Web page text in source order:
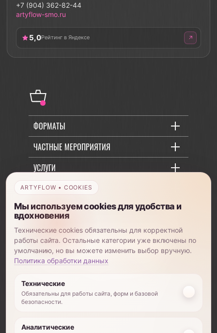
+7 (904) 362-82-44
artyflow-smo.ru
5,0Рейтинг в Яндексе
ФОРМАТЫ
ЧАСТНЫЕ МЕРОПРИЯТИЯ
УСЛУГИ
ОБУЧЕНИЕ
О КОМПАНИИ
+7 (903) 885-82-01
©2026 Использование любых материалов с
прав
ARTYFLOW • COOKIES
Мы используем cookies для удобства и
вдохновения
Технические cookies обязательны для корректной
работы сайта. Остальные категории уже включены по
умолчанию, но вы можете изменить выбор вручную.
Политика обработки данных
Технические
Обязательны для работы сайта, форм и базовой
безопасности.
Аналитические